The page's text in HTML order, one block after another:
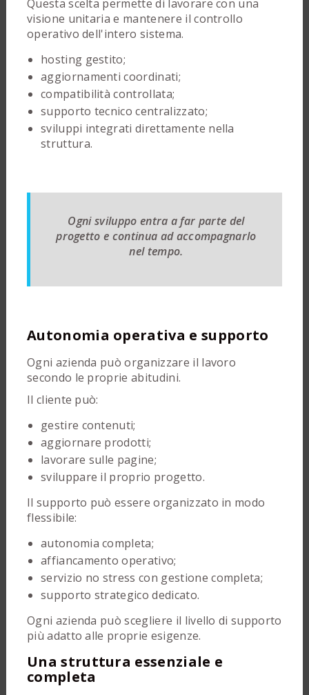
Questa scelta permette di lavorare con una
visione unitaria e mantenere il controllo
operativo dell'intero sistema.
hosting gestito;
aggiornamenti coordinati;
compatibilità controllata;
supporto tecnico centralizzato;
sviluppi integrati direttamente nella
struttura.
Ogni sviluppo entra a far parte del
progetto e continua ad accompagnarlo
nel tempo.
Autonomia operativa e supporto
Ogni azienda può organizzare il lavoro
secondo le proprie abitudini.
Il cliente può:
gestire contenuti;
aggiornare prodotti;
lavorare sulle pagine;
sviluppare il proprio progetto.
Il supporto può essere organizzato in modo
flessibile:
autonomia completa;
affiancamento operativo;
servizio no stress con gestione completa;
supporto strategico dedicato.
Ogni azienda può scegliere il livello di supporto
più adatto alle proprie esigenze.
Una struttura essenziale e
completa